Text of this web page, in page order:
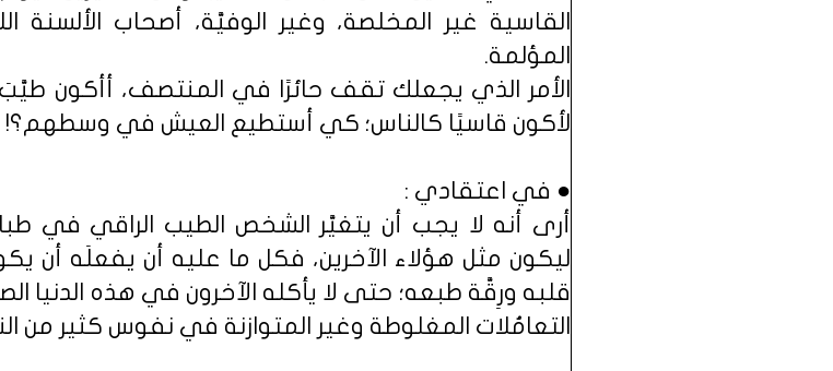
القاسية غير المخلصة، وغير الوفيَّة، أصحاب الألسنة
المؤلمة.
الأمر الذي يجعلك تقف حائرًا في المنتصف، أأكون طيَّبَ
لأكون قاسيًا كالناس؛ كي أستطيع العيش في وسطهم؟!
● في اعتقادي :
أرى أنه لا يجب أن يتغيَّر الشخص الطيب الراقي في
ليكون مثل هؤلاء الآخرين، فكل ما عليه أن يفعلَه أن
قلبه ورِقَّة طبعه؛ حتى لا يأكله الآخرون في هذه الدنيا
التعامُلات المغلوطة وغير المتوازنة في نفوس كثير من